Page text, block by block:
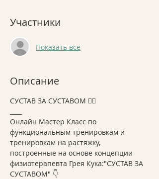
Участники
Показать все
Описание
СУСТАВ ЗА СУСТАВОМ 🏃‍♀️
Онлайн Мастер Класс по
функциональным тренировкам и
тренировкам на растяжку,
построенные на основе концепции
физиотерапевта Грея Кука:"СУСТАВ ЗА
СУСТАВОМ" 👇